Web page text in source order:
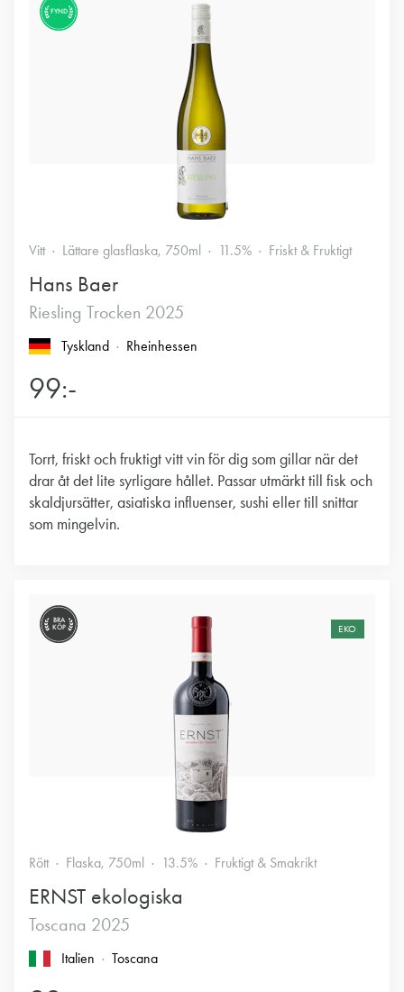
FYND
Vitt Lättare glasflaska, 750ml 11.5% Friskt & Fruktigt
Hans Baer
Riesling Trocken 2025
Tyskland Rheinhessen
99:-
Torrt, friskt och fruktigt vitt vin för dig som gillar när det
drar åt det lite syrligare hållet. Passar utmärkt till fisk och
skaldjursätter, asiatiska influenser, sushi eller till snittar
som mingelvin.
BRA
KÖP
EKO
Rött Flaska, 750ml 13.5% Fruktigt & Smakrikt
ERNST ekologiska
Toscana 2025
Italien Toscana